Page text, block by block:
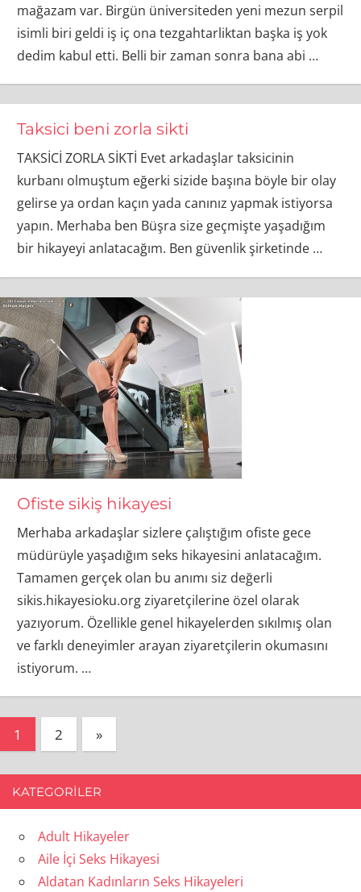
mağazam var. Birgün üniversiteden yeni mezun serpil
isimli biri geldi iş iç ona tezgahtarliktan başka iş yok
dedim kabul etti. Belli bir zaman sonra bana abi …
Taksici beni zorla sikti
TAKSİCİ ZORLA SİKTİ Evet arkadaşlar taksicinin
kurbanı olmuştum eğerki sizide başına böyle bir olay
gelirse ya ordan kaçın yada canınız yapmak istiyorsa
yapın. Merhaba ben Büşra size geçmişte yaşadığım
bir hikayeyi anlatacağım. Ben güvenlik şirketinde …
Ofiste sikiş hikayesi
Merhaba arkadaşlar sizlere çalıştığım ofiste gece
müdürüyle yaşadığım seks hikayesini anlatacağım.
Tamamen gerçek olan bu anımı siz değerli
sikis.hikayesioku.org ziyaretçilerine özel olarak
yazıyorum. Özellikle genel hikayelerden sıkılmış olan
ve farklı deneyimler arayan ziyaretçilerin okumasını
istiyorum. …
Yazı
1 2
Next
Posts
»
KATEGORILER
Adult Hikayeler
Aile İçi Seks Hikayesi
Aldatan Kadınların Seks Hikayeleri